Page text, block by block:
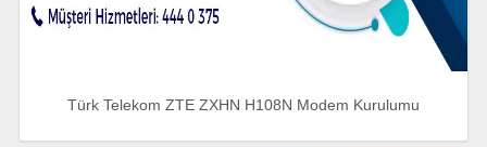
Türk Telekom ZTE ZXHN H108N Modem Kurulumu